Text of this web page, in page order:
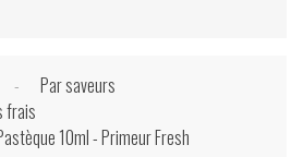
Par saveurs
frais
10ml - Primeur Fresh